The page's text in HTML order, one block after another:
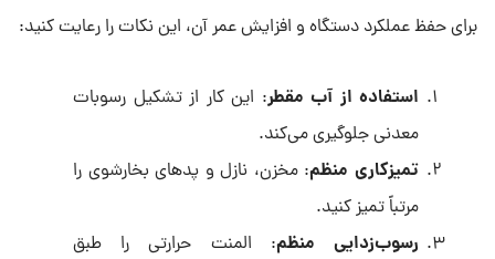
برای حفظ عملکرد دستگاه و افزایش عمر آن، این نکات را رعایت کنید:
استفاده از آب مقطر: این کار از تشکیل رسوبات
معدنی جلوگیری می‌کند.
تمیزکاری منظم: مخزن، نازل و پدهای بخارشوی را
مرتباً تمیز کنید.
رسوب‌زدایی منظم: المنت حرارتی را طبق